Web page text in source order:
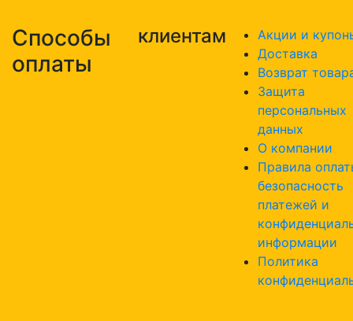
Способы
оплаты
клиентам
Акции и
Доставка
Возврат
Защита
персональных
данных
О компании
Правила
безопасность
платежей и
информации
Политика